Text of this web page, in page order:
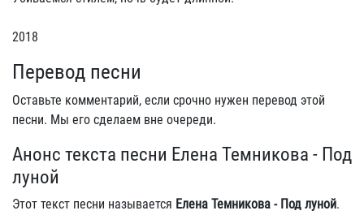
2018
Перевод песни
Оставьте комментарий, если срочно нужен перевод этой
песни. Мы его сделаем вне очереди.
Анонс текста песни Елена Темникова - Под
луной
Этот текст песни называется Елена Темникова - Под луной.